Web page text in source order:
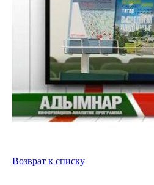
Возврат к списку